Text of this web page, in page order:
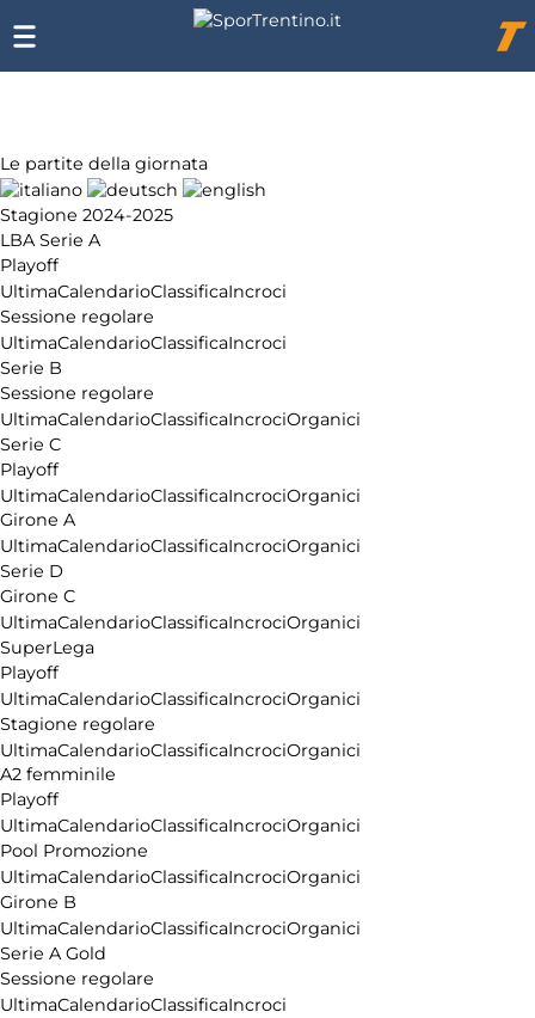
Le partite della giornata
Stagione 2024-2025
LBA Serie A
Playoff
UltimaCalendarioClassificaIncroci
Sessione regolare
UltimaCalendarioClassificaIncroci
Serie B
Sessione regolare
UltimaCalendarioClassificaIncrociOrganici
Serie C
Playoff
UltimaCalendarioClassificaIncrociOrganici
Girone A
UltimaCalendarioClassificaIncrociOrganici
Serie D
Girone C
UltimaCalendarioClassificaIncrociOrganici
SuperLega
Playoff
UltimaCalendarioClassificaIncrociOrganici
Stagione regolare
UltimaCalendarioClassificaIncrociOrganici
A2 femminile
Playoff
UltimaCalendarioClassificaIncrociOrganici
Pool Promozione
UltimaCalendarioClassificaIncrociOrganici
Girone B
UltimaCalendarioClassificaIncrociOrganici
Serie A Gold
Sessione regolare
UltimaCalendarioClassificaIncroci
Chi
siamo
Affiliazione